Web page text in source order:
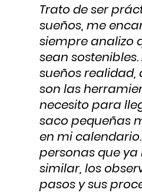
Trato de ser
sueños, me
siempre analizo
sean
sueños realidad,
son las
necesito para
saco pequeñas
en mi calendario.
personas que
similar, los
pasos y sus